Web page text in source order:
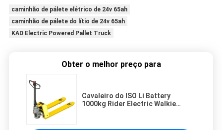
caminhão de pálete elétrico de 24v 65ah
caminhão de pálete do lítio de 24v 65ah
KAD Electric Powered Pallet Truck
Obter o melhor preço para
Cavaleiro do ISO Li Battery
1000kg Rider Electric Walkie